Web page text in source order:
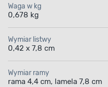
Waga w kg
0,678 kg
Wymiar listwy
0,42 x 7,8 cm
Wymiar ramy
rama 4,4 cm, lamela 7,8 cm